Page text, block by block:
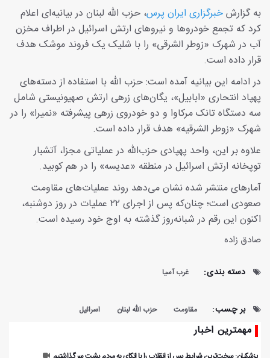
به گزارشخبرگزاری ایران پرس، حزب ‌الله لبنان در بیانیه‌ای اعلام
کرد که تجمع خودرو‌ها و نیرو‌های ارتش اسرائیل در اطراف مخزن
آب در شهرک «زوطر الشرقی» را با شلیک یک فروند موشک هدف
قرار داده است.
در ادامه این بیانیه آمده است: حزب الله با استفاده از دسته‌های
پهپاد انتحاری «ابابیل»، یگان‌های زرهی ارتش صهیونیستی شامل
سه دستگاه تانک مرکاوا و دو خودروی زرهی پیشرفته «نمیرا» را در
شهرک «زوطر الشرقیه» هدف قرار داده است.
علاوه بر این، واحد پهپادی حزب‌الله در عملیاتی مجزا، آتشبار
توپخانه ارتش اسرائیل در منطقه «عدیسه» را در هم کوبید.
آمارهای منتشر شده نشان می‌دهد روند عملیات‌های مقاومت
صعودی است؛ چنان‌که پس از اجرای ۲۲ عملیات در روز دوشنبه،
اکنون این رقم در شبانه‌روز گذشته به اوج خود رسیده است.
صادق زاده
دسته بندی: غرب آسیا
بر چسب: مقاومت حزب الله لبنان اسرائیل
مهمترین اخبار